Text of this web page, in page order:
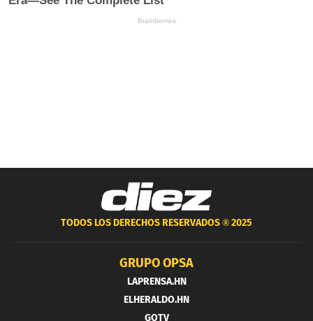
TODOS LOS DERECHOS RESERVADOS ®2025
GRUPO OPSA
LAPRENSA.HN
ELHERALDO.HN
GOTV